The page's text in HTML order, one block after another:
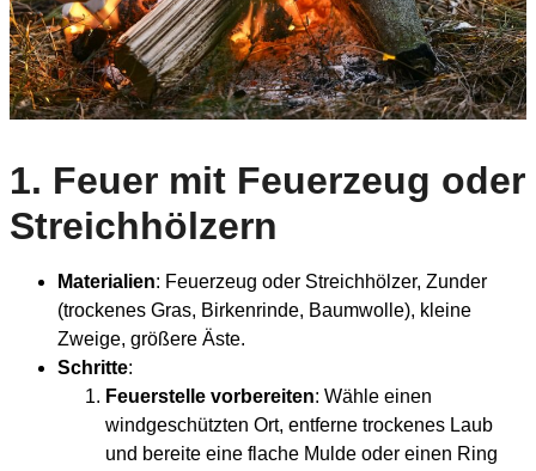
1. Feuer mit Feuerzeug oder
Streichhölzern
Materialien: Feuerzeug oder Streichhölzer, Zunder
(trockenes Gras, Birkenrinde, Baumwolle), kleine
Zweige, größere Äste.
Schritte:
Feuerstelle vorbereiten: Wähle einen
windgeschützten Ort, entferne trockenes Laub
und bereite eine flache Mulde oder einen Ring